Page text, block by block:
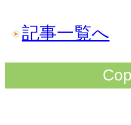
記事一覧へ